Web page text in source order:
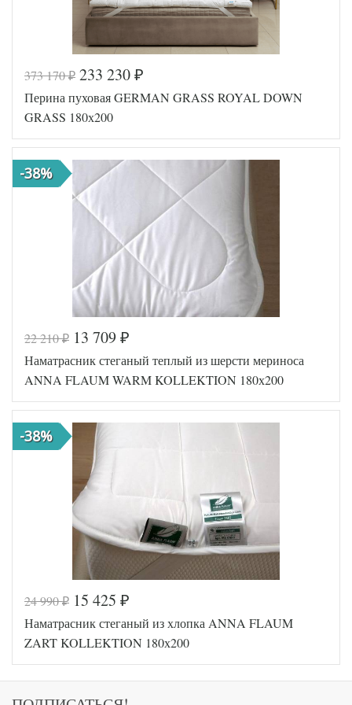
Код товара
561-581
Артикул
GG-FC-108
Размер
наматрасника
Наполнитель
волокно
Ткань
Производитель
(Австрия)
Код товара
Артикул
GG-66182
Размер
наматрасника
180х200
Наполнитель
Гусиный пух
Ткань
Твил
пуходержащий
373 170₽ 233 230 ₽
Перина пуховая GERMAN GRASS ROYAL DOWN
GRASS 180х200
-38%
Код товара
554-848
Артикул
MW-62819
Назначение
Классический
наматрасника
180х200
Шерсть
мериноса
22 210₽ 13 709 ₽
Наматрасник стеганый теплый из шерсти мериноса
ANNA FLAUM WARM KOLLEKTION 180х200
-38%
24 990₽ 15 425 ₽
Наматрасник стеганый из хлопка ANNA FLAUM
ZART KOLLEKTION 180х200